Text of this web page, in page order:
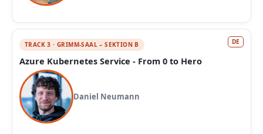
TRACK 3 · GRIMM-SAAL – SEKTION B DE
Azure Kubernetes Service - From 0 to Hero
Daniel Neumann